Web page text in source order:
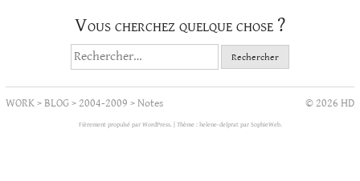
Vous cherchez quelque chose ?
Rechercher :
WORK>BLOG> 2004-2009 >Notes © 2026 HD
Fièrement propulsé par WordPress. Thème : helene-delprat par SophieWeb.